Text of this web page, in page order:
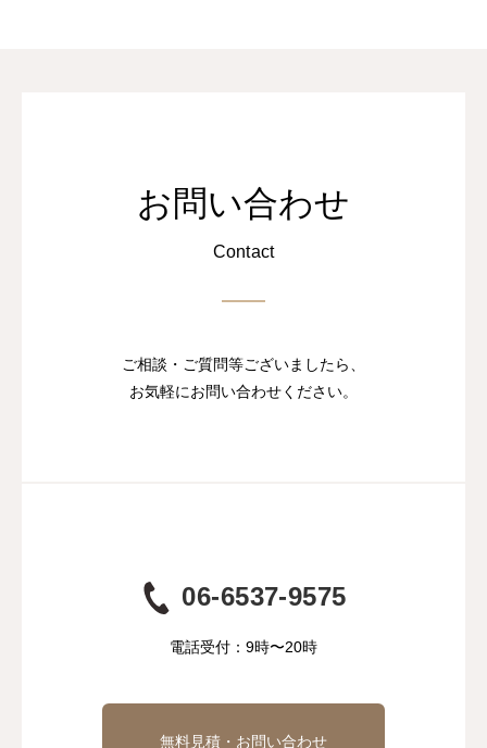
お問い合わせ
Contact
ご相談・ご質問等ございましたら、
お気軽にお問い合わせください。
06-6537-9575
電話受付：9時〜20時
無料見積・お問い合わせ